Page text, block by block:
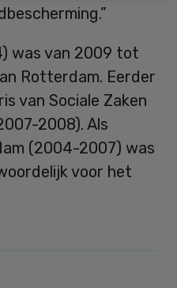
was van 2009 tot
Rotterdam. Eerder
van Sociale Zaken
2008). Als
(2004-2007) was
voor het